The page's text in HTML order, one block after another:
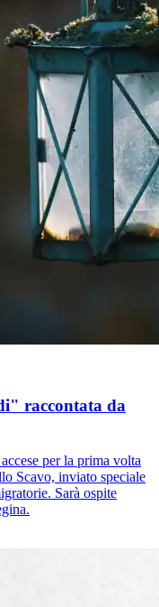
raccontata da
per la prima volta
Scavo, inviato speciale
Sarà ospite